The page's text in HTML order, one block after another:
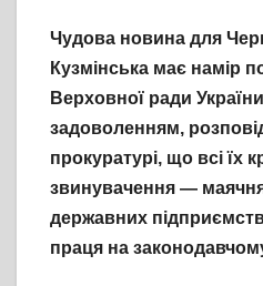
Чудова новина для
Кузмінська має намір
Верховної ради України
задоволенням,
прокуратурі, що всі їх
звинувачення —
державних
праця на